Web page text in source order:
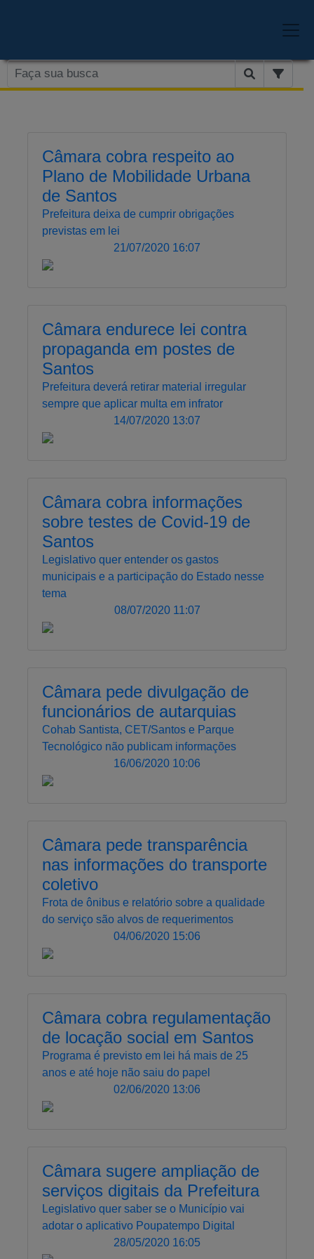
Câmara cobra respeito ao
Plano de Mobilidade Urbana
de Santos
Prefeitura deixa de cumprir obrigações
previstas em lei
21/07/2020 16:07
Câmara endurece lei contra
propaganda em postes de
Santos
Prefeitura deverá retirar material irregular
sempre que aplicar multa em infrator
14/07/2020 13:07
Câmara cobra informações
sobre testes de Covid-19 de
Santos
Legislativo quer entender os gastos
municipais e a participação do Estado nesse
tema
08/07/2020 11:07
Câmara pede divulgação de
funcionários de autarquias
Cohab Santista, CET/Santos e Parque
Tecnológico não publicam informações
16/06/2020 10:06
Câmara pede transparência
nas informações do transporte
coletivo
Frota de ônibus e relatório sobre a qualidade
do serviço são alvos de requerimentos
04/06/2020 15:06
Câmara cobra regulamentação
de locação social em Santos
Programa é previsto em lei há mais de 25
anos e até hoje não saiu do papel
02/06/2020 13:06
Câmara sugere ampliação de
serviços digitais da Prefeitura
Legislativo quer saber se o Município vai
adotar o aplicativo Poupatempo Digital
28/05/2020 16:05